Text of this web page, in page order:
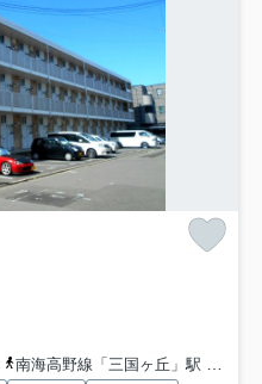
南海高野線「三国ヶ丘」駅 徒歩10分